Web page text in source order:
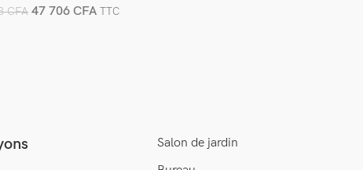
CFA 47 706CFA TTC
Salon de jardin